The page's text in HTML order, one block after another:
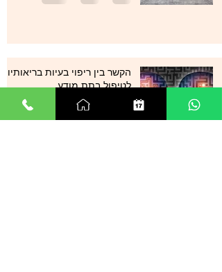
הקשר בין ריפוי בעיות בריאותיות
לטיפול בתת מודע
זמן קריאה 1 דקות